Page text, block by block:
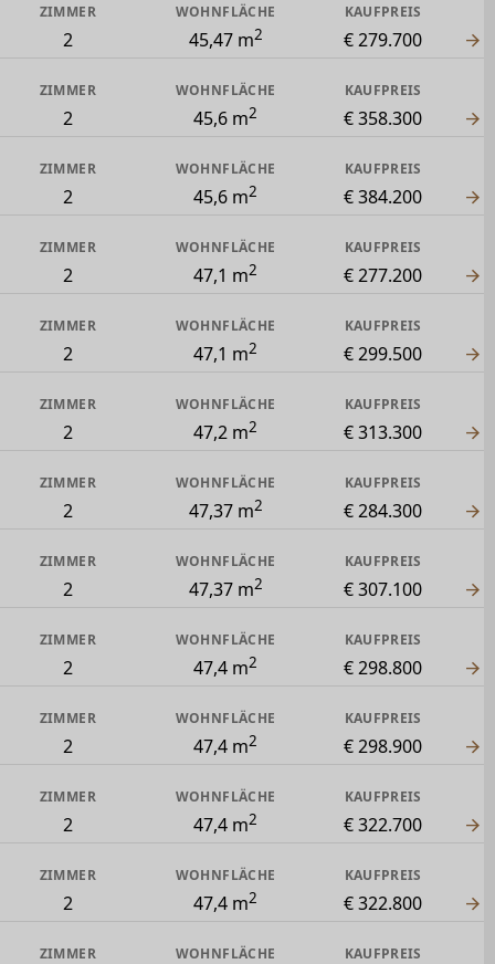
ZIMMER
2
WOHNFLÄCHE
45,47 m2
KAUFPREIS
€ 279.700
ZIMMER
2
WOHNFLÄCHE
45,6 m2
KAUFPREIS
€ 358.300
ZIMMER
2
WOHNFLÄCHE
45,6 m2
KAUFPREIS
€ 384.200
ZIMMER
2
WOHNFLÄCHE
47,1 m2
KAUFPREIS
€ 277.200
ZIMMER
2
WOHNFLÄCHE
47,1 m2
KAUFPREIS
€ 299.500
ZIMMER
2
WOHNFLÄCHE
47,2 m2
KAUFPREIS
€ 313.300
ZIMMER
2
WOHNFLÄCHE
47,37 m2
KAUFPREIS
€ 284.300
ZIMMER
2
WOHNFLÄCHE
47,37 m2
KAUFPREIS
€ 307.100
ZIMMER
2
WOHNFLÄCHE
47,4 m2
KAUFPREIS
€ 298.800
ZIMMER
2
WOHNFLÄCHE
47,4 m2
KAUFPREIS
€ 298.900
ZIMMER
2
WOHNFLÄCHE
47,4 m2
KAUFPREIS
€ 322.700
ZIMMER
2
WOHNFLÄCHE
47,4 m2
KAUFPREIS
€ 322.800
ZIMMER WOHNFLÄCHE KAUFPREIS